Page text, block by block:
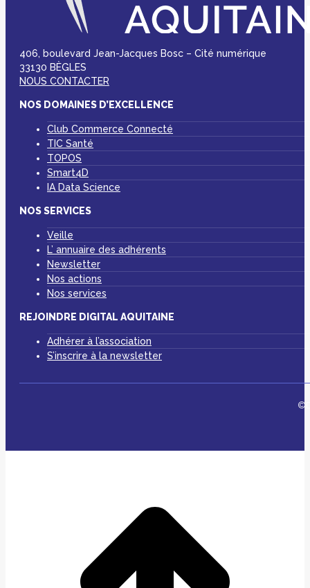
406, boulevard Jean-Jacques Bosc – Cité numérique
33130 BÈGLES
NOUS CONTACTER
NOS DOMAINES D’EXCELLENCE
Club Commerce Connecté
TIC Santé
TOPOS
Smart4D
IA Data Science
NOS SERVICES
Veille
L’ annuaire des adhérents
Newsletter
Nos actions
Nos services
REJOINDRE DIGITAL AQUITAINE
Adhérer à l’association
S’inscrire à la newsletter